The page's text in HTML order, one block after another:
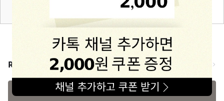
해피프린스/1668-1570